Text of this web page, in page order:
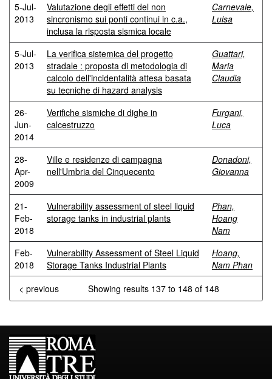
5-Jul-
2013
Valutazione degli effetti del non
sincronismo sui ponti continui in c.a.,
inclusa la risposta sismica locale
Carnevale,
Luisa
5-Jul-
2013
La verifica sistemica del progetto
stradale : proposta di metodologia di
calcolo dell'incidentalità attesa basata
su tecniche di hazard analysis
Guattari,
Maria
Claudia
26-
Jun-
2014
Verifiche sismiche di dighe in
calcestruzzo
Furgani,
Luca
28-
Apr-
2009
Ville e residenze di campagna
nell'Umbria del Cinquecento
Donadoni,
Giovanna
21-
Feb-
2018
Vulnerability assessment of steel liquid
storage tanks in industrial plants
Phan,
Hoang
Nam
Feb-
2018
Vulnerability Assessment of Steel Liquid
Storage Tanks Industrial Plants
Hoang,
Nam Phan
Showing results 137 to 148 of 148
< previous